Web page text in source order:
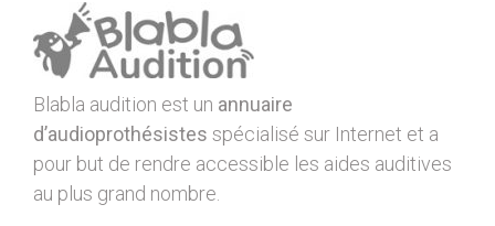
Blabla audition est un annuaire
d’audioprothésistes spécialisé sur Internet et a
pour but de rendre accessible les aides auditives
au plus grand nombre.